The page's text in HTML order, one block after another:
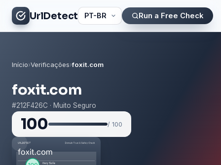
UrlDetect Run a Free Check
Início›Verificações›foxit.com
foxit.com
#212F426C · Muito Seguro
100 / 100